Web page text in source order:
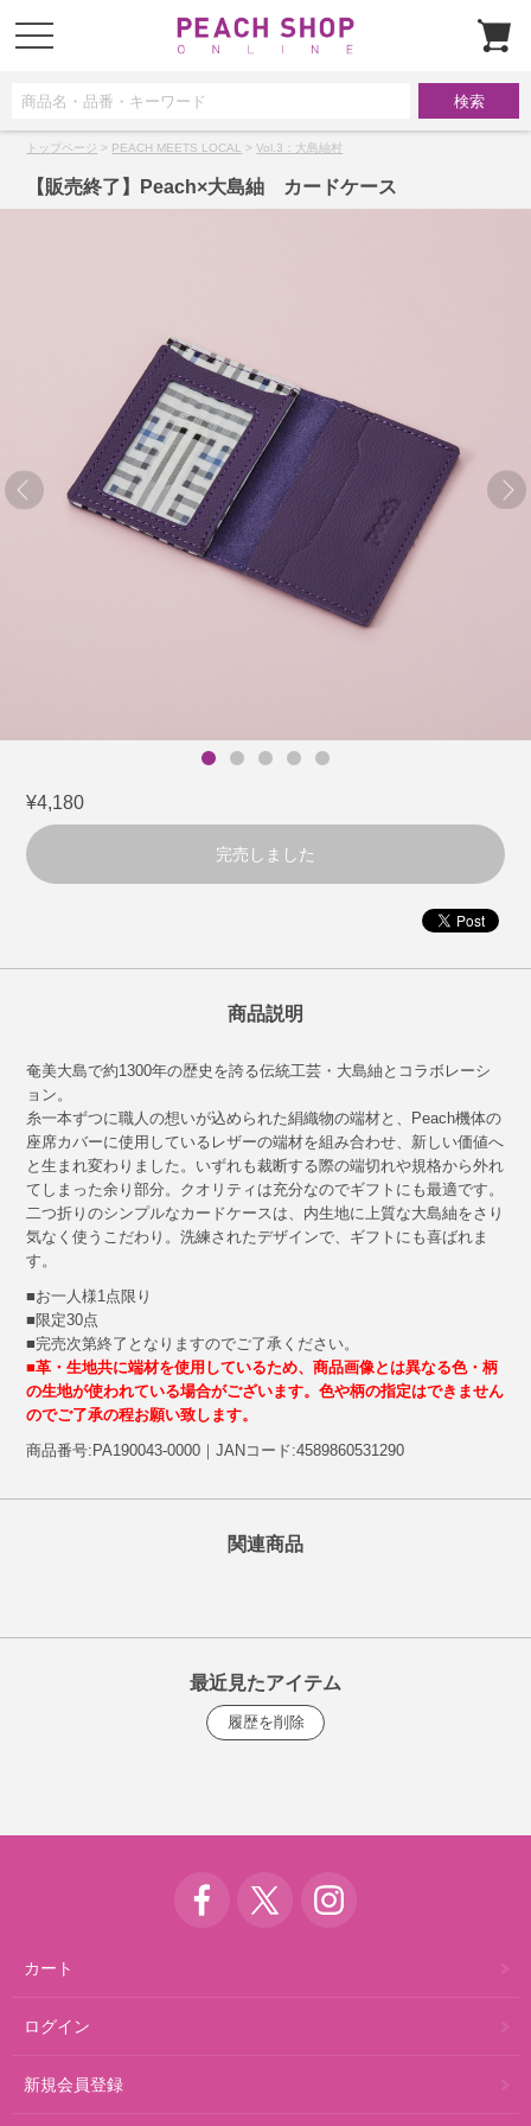
t
o
a
t
トップページ > PEACH MEETS LOCAL >Vol.3：大島紬村
【販売終了】Peach×大島紬 カードケース
¥4,180
完売しました
商品説明
奄美大島で約1300年の歴史を誇る伝統工芸・大島紬とコラボレーシ
ョン。
糸一本ずつに職人の想いが込められた絹織物の端材と、Peach機体の
座席カバーに使用しているレザーの端材を組み合わせ、新しい価値へ
と生まれ変わりました。いずれも裁断する際の端切れや規格から外れ
てしまった余り部分。クオリティは充分なのでギフトにも最適です。
二つ折りのシンプルなカードケースは、内生地に上質な大島紬をさり
気なく使うこだわり。洗練されたデザインで、ギフトにも喜ばれま
す。
■お一人様1点限り
■限定30点
■完売次第終了となりますのでご了承ください。
■革・生地共に端材を使用しているため、商品画像とは異なる色・柄
の生地が使われている場合がございます。色や柄の指定はできません
のでご了承の程お願い致します。
商品番号:PA190043-0000｜JANコード:4589860531290
関連商品
最近見たアイテム
カート
ログイン
新規会員登録